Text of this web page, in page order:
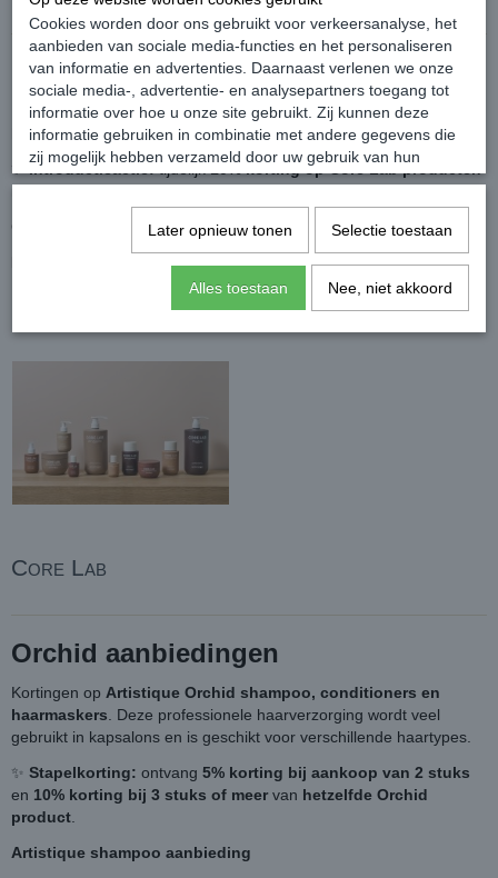
Core Lab aanbiedingen
Kortingen opArtistique Core Lab shampoo (wash),
haarmaskers en leave-in verzorging.
Introductieactie:
10% korting op Core Lab producten
Gebruik kortingscodeCORE10in de winkelwagen.
Bekijk alle Core Lab aanbiedingen →
Core Lab
Orchid aanbiedingen
Kortingen op Artistique Orchid shampoo, conditioners en
haarmaskers . Deze professionele haarverzorging wordt veel
gebruikt in kapsalons en is geschikt voor verschillende haartypes.
✨ Stapelkorting: ontvang 5% korting bij aankoop van 2 stuks
en 10% korting bij 3 stuks of meer van hetzelfde Orchid
product
Artistique shampoo aanbieding
Cookies worden door ons gebruikt voor verkeersanalyse, het
aanbieden van sociale media-functies en het personaliseren
van informatie en advertenties. Daarnaast verlenen we onze
sociale media-, advertentie- en analysepartners toegang tot
informatie over hoe u onze site gebruikt. Zij kunnen deze
informatie gebruiken in combinatie met andere gegevens die
zij mogelijk hebben verzameld door uw gebruik van hun
diensten of die u hen hebt verstrekt.
Later opnieuw tonen Selectie toestaan
Alles toestaan Nee, niet akkoord